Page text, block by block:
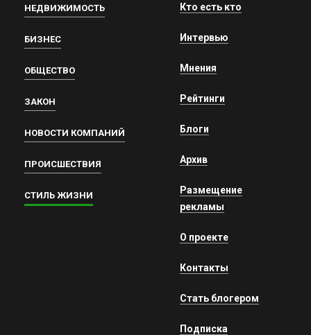
НЕДВИЖИМОСТЬ
БИЗНЕС
ОБЩЕСТВО
ЗАКОН
НОВОСТИ КОМПАНИЙ
ПРОИСШЕСТВИЯ
СТИЛЬ ЖИЗНИ
Кто есть кто
Интервью
Мнения
Рейтинги
Блоги
Архив
Размещение
рекламы
О проекте
Контакты
Стать блогером
Подписка